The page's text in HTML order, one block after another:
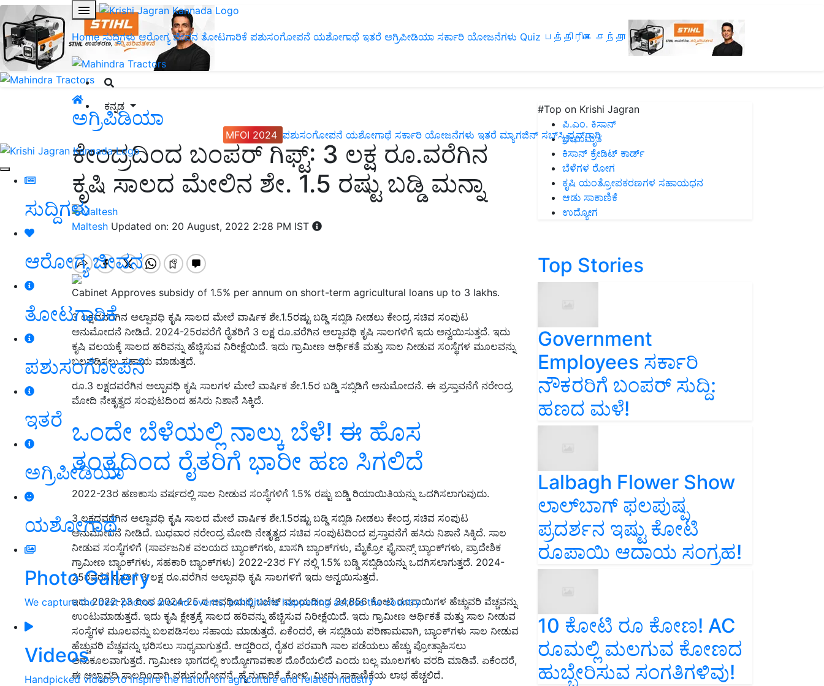
Home ಸುದ್ದಿಗಳು ಆರೋಗ್ಯ ಜೀವನ ತೋಟಗಾರಿಕೆ ಪಶುಸಂಗೋಪನೆ ಯಶೋಗಾಥೆ ಇತರೆ ಅಗ್ರಿಪೀಡಿಯಾ ಸರ್ಕಾರಿ ಯೋಜನೆಗಳು Quiz பத்திரிகை சந்தா
ಕನ್ನಡ
MFOI 2024 ಪಶುಸಂಗೋಪನೆ ಯಶೋಗಾಥೆ ಸರ್ಕಾರಿ ಯೋಜನೆಗಳು ಇತರೆ ಮ್ಯಾಗಜಿನ್‌ ಸಬ್‌ಸ್ಕ್ರಿಪ್ಷನ್‌ಗಾಗಿ
ಸುದ್ದಿಗಳು
ಆರೋಗ್ಯ ಜೀವನ
ತೋಟಗಾರಿಕೆ
ಪಶುಸಂಗೋಪನೆ
ಇತರೆ
ಅಗ್ರಿಪೀಡಿಯಾ
ಯಶೋಗಾಥೆ
Photo Gallery
We capture the best photos around events, exhibitions happening across the country
Videos
Handpicked videos to inspire the nation on agriculture and related industry
ಅಗ್ರಿಪಿಡಿಯಾ
ಕೇಂದ್ರದಿಂದ ಬಂಪರ್‌ ಗಿಫ್ಟ್‌: 3 ಲಕ್ಷ ರೂ.ವರೆಗಿನ
ಕೃಷಿ ಸಾಲದ ಮೇಲಿನ ಶೇ. 1.5 ರಷ್ಟು ಬಡ್ಡಿ ಮನ್ನಾ
Maltesh Updated on: 20 August, 2022 2:28 PM IST
Cabinet Approves subsidy of 1.5% per annum on short-term agricultural loans up to 3 lakhs.
3 ಲಕ್ಷದವರೆಗಿನ ಅಲ್ಪಾವಧಿ ಕೃಷಿ ಸಾಲದ ಮೇಲೆ ವಾರ್ಷಿಕ ಶೇ.1.5ರಷ್ಟು ಬಡ್ಡಿ ಸಬ್ಸಿಡಿ ನೀಡಲು ಕೇಂದ್ರ ಸಚಿವ ಸಂಪುಟ
ಅನುಮೋದನೆ ನೀಡಿದೆ. 2024-25ರವರೆಗೆ ರೈತರಿಗೆ 3 ಲಕ್ಷ ರೂ.ವರೆಗಿನ ಅಲ್ಪಾವಧಿ ಕೃಷಿ ಸಾಲಗಳಿಗೆ ಇದು ಅನ್ವಯಿಸುತ್ತದೆ. ಇದು
ಕೃಷಿ ವಲಯಕ್ಕೆ ಸಾಲದ ಹರಿವನ್ನು ಹೆಚ್ಚಿಸುವ ನಿರೀಕ್ಷೆಯಿದೆ. ಇದು ಗ್ರಾಮೀಣ ಆರ್ಥಿಕತೆ ಮತ್ತು ಸಾಲ ನೀಡುವ ಸಂಸ್ಥೆಗಳ ಮೂಲವನ್ನು
ಬಲಪಡಿಸಲು ಸಹಾಯ ಮಾಡುತ್ತದೆ.
ರೂ.3 ಲಕ್ಷದವರೆಗಿನ ಅಲ್ಪಾವಧಿ ಕೃಷಿ ಸಾಲಗಳ ಮೇಲೆ ವಾರ್ಷಿಕ ಶೇ.1.5ರ ಬಡ್ಡಿ ಸಬ್ಸಿಡಿಗೆ ಅನುಮೋದನೆ. ಈ ಪ್ರಸ್ತಾವನೆಗೆ ನರೇಂದ್ರ
ಮೋದಿ ನೇತೃತ್ವದ ಸಂಪುಟದಿಂದ ಹಸಿರು ನಿಶಾನೆ ಸಿಕ್ಕಿದೆ.
ಒಂದೇ ಬೆಳೆಯಲ್ಲಿ ನಾಲ್ಕು ಬೆಳೆ! ಈ ಹೊಸ
ತಂತ್ರದಿಂದ ರೈತರಿಗೆ ಭಾರೀ ಹಣ ಸಿಗಲಿದೆ
2022-23ರ ಹಣಕಾಸು ವರ್ಷದಲ್ಲಿ ಸಾಲ ನೀಡುವ ಸಂಸ್ಥೆಗಳಿಗೆ 1.5% ರಷ್ಟು ಬಡ್ಡಿ ರಿಯಾಯಿತಿಯನ್ನು ಒದಗಿಸಲಾಗುವುದು.
3 ಲಕ್ಷದವರೆಗಿನ ಅಲ್ಪಾವಧಿ ಕೃಷಿ ಸಾಲದ ಮೇಲೆ ವಾರ್ಷಿಕ ಶೇ.1.5ರಷ್ಟು ಬಡ್ಡಿ ಸಬ್ಸಿಡಿ ನೀಡಲು ಕೇಂದ್ರ ಸಚಿವ ಸಂಪುಟ
ಅನುಮೋದನೆ ನೀಡಿದೆ. ಬುಧವಾರ ನರೇಂದ್ರ ಮೋದಿ ನೇತೃತ್ವದ ಸಚಿವ ಸಂಪುಟದಿಂದ ಪ್ರಸ್ತಾವನೆಗೆ ಹಸಿರು ನಿಶಾನೆ ಸಿಕ್ಕಿದೆ. ಸಾಲ
ನೀಡುವ ಸಂಸ್ಥೆಗಳಿಗೆ (ಸಾರ್ವಜನಿಕ ವಲಯದ ಬ್ಯಾಂಕ್‌ಗಳು, ಖಾಸಗಿ ಬ್ಯಾಂಕ್‌ಗಳು, ಮೈಕ್ರೋ ಫೈನಾನ್ಸ್ ಬ್ಯಾಂಕ್‌ಗಳು, ಪ್ರಾದೇಶಿಕ
ಗ್ರಾಮೀಣ ಬ್ಯಾಂಕ್‌ಗಳು, ಸಹಕಾರಿ ಬ್ಯಾಂಕ್‌ಗಳು) 2022-23ರ FY ನಲ್ಲಿ 1.5% ಬಡ್ಡಿ ಸಬ್ಸಿಡಿಯನ್ನು ಒದಗಿಸಲಾಗುತ್ತದೆ. 2024-
25ರವರೆಗೆ ರೈತರಿಗೆ 3 ಲಕ್ಷ ರೂ.ವರೆಗಿನ ಅಲ್ಪಾವಧಿ ಕೃಷಿ ಸಾಲಗಳಿಗೆ ಇದು ಅನ್ವಯಿಸುತ್ತದೆ.
ಇದು 2022-23 ರಿಂದ 2024-25 ರ ಅವಧಿಯಲ್ಲಿ ಬಜೆಟ್ ವಲಯದಿಂದ 34,856 ಕೋಟಿ ರೂಪಾಯಿಗಳ ಹೆಚ್ಚುವರಿ ವೆಚ್ಚವನ್ನು
ಉಂಟುಮಾಡುತ್ತದೆ. ಇದು ಕೃಷಿ ಕ್ಷೇತ್ರಕ್ಕೆ ಸಾಲದ ಹರಿವನ್ನು ಹೆಚ್ಚಿಸುವ ನಿರೀಕ್ಷೆಯಿದೆ. ಇದು ಗ್ರಾಮೀಣ ಆರ್ಥಿಕತೆ ಮತ್ತು ಸಾಲ ನೀಡುವ
ಸಂಸ್ಥೆಗಳ ಮೂಲವನ್ನು ಬಲಪಡಿಸಲು ಸಹಾಯ ಮಾಡುತ್ತದೆ. ಏಕೆಂದರೆ, ಈ ಸಬ್ಸಿಡಿಯ ಪರಿಣಾಮವಾಗಿ, ಬ್ಯಾಂಕ್‌ಗಳು ಸಾಲ ನೀಡುವ
ಹೆಚ್ಚುವರಿ ವೆಚ್ಚವನ್ನು ಭರಿಸಲು ಸಾಧ್ಯವಾಗುತ್ತದೆ. ಆದ್ದರಿಂದ, ರೈತರ ಪರವಾಗಿ ಸಾಲ ಪಡೆಯಲು ಹೆಚ್ಚು ಪ್ರೋತ್ಸಾಹಿಸಲು
ಅನುಕೂಲವಾಗುತ್ತದೆ. ಗ್ರಾಮೀಣ ಭಾಗದಲ್ಲಿ ಉದ್ಯೋಗಾವಕಾಶ ದೊರೆಯಲಿದೆ ಎಂದು ಬಲ್ಲ ಮೂಲಗಳು ವರದಿ ಮಾಡಿವೆ. ಏಕೆಂದರೆ,
ಈ ಅಲ್ಪಾವಧಿ ಸಾಲದಿಂದಾಗಿ ಪಶುಸಂಗೋಪನೆ, ಹೈನುಗಾರಿಕೆ, ಕೋಳಿ, ಮೀನು ಸಾಕಾಣಿಕೆಯ ಲಾಭ ಹೆಚ್ಚಲಿದೆ.
#Top on Krishi Jagran
ಪಿ.ಎಂ. ಕಿಸಾನ್
ಜೀವಾಮೃತ
ಕಿಸಾನ್ ಕ್ರೇಡಿಟ್ ಕಾರ್ಡ್
ಬೆಳೆಗಳ ರೋಗ
ಕೃಷಿ ಯಂತ್ರೋಪಕರಣಗಳ ಸಹಾಯಧನ
ಆಡು ಸಾಕಾಣಿಕೆ
ಉದ್ಯೋಗ
Top Stories
Government
Employees ಸರ್ಕಾರಿ
ನೌಕರರಿಗೆ ಬಂಪರ್‌ ಸುದ್ದಿ:
ಹಣದ ಮಳೆ!
Lalbagh Flower Show
ಲಾಲ್‌ಬಾಗ್ ಫಲಪುಷ್ಪ
ಪ್ರದರ್ಶನ ಇಷ್ಟು ಕೋಟಿ
ರೂಪಾಯಿ ಆದಾಯ ಸಂಗ್ರಹ!
10 ಕೋಟಿ ರೂ ಕೋಣ! AC
ರೂಮಲ್ಲಿ ಮಲಗುವ ಕೋಣದ
ಹುಬ್ಬೇರಿಸುವ ಸಂಗತಿಗಳಿವು!